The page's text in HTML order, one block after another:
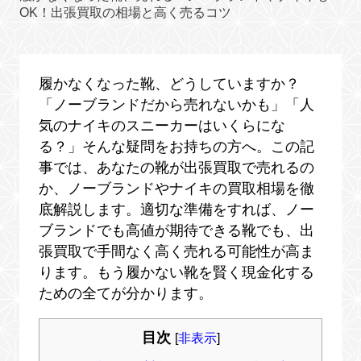
OK！出張買取の相場と高く売るコツ
履かなくなった靴、どうしていますか？
「ノーブランドだから売れないかも」「人
気のナイキのスニーカーはいくらにな
る？」そんな疑問をお持ちの方へ。この記
事では、あなたの靴が出張買取で売れるの
か、ノーブランドやナイキの買取相場を徹
底解説します。適切な準備をすれば、ノー
ブランドでも高値が期待できる靴でも、出
張買取で手間なく高く売れる可能性が高ま
ります。もう履かない靴を賢く現金化する
ための全てが分かります。
目次 [非表示]